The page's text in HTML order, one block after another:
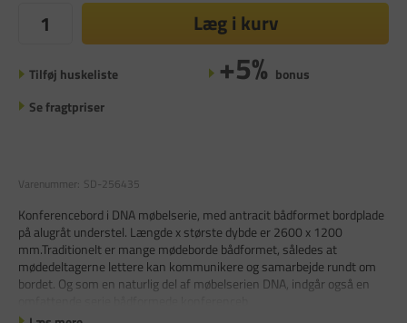
Læg i kurv
Tilføj huskeliste +5% bonus
Se fragtpriser
Varenummer: SD-256435
Konferencebord i DNA møbelserie, med antracit bådformet bordplade
på alugråt understel. Længde x største dybde er 2600 x 1200
mm.Traditionelt er mange mødeborde bådformet, således at
mødedeltagerne lettere kan kommunikere og samarbejde rundt om
bordet. Og som en naturlig del af møbelserien DNA, indgår også en